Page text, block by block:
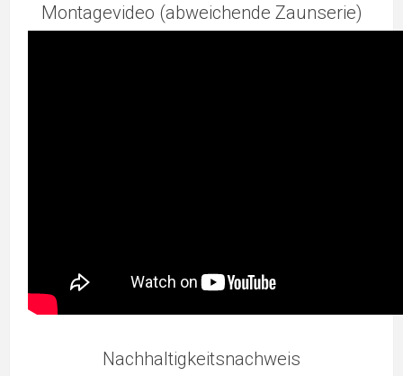
Montagevideo (abweichende Zaunserie)
Nachhaltigkeitsnachweis